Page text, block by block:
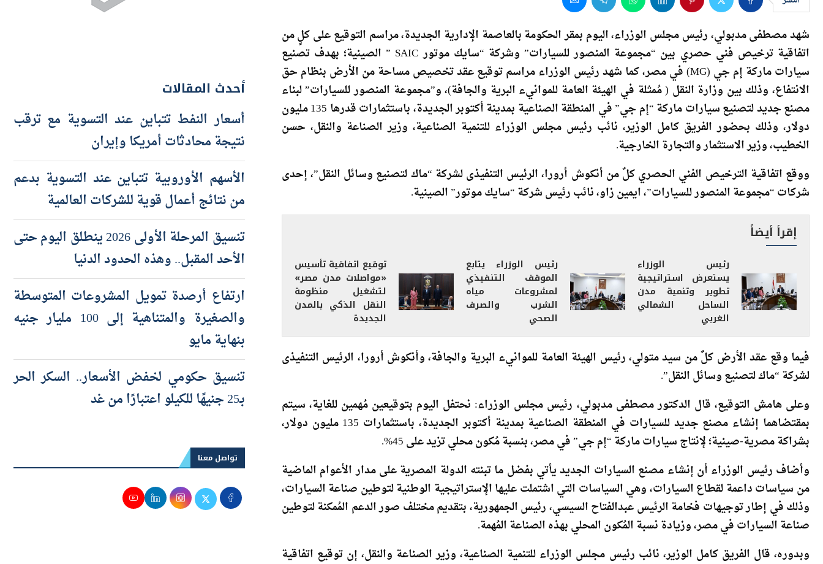
شهد مصطفى مدبولي، رئيس مجلس الوزراء، اليوم بمقر الحكومة بالعاصمة الإدارية الجديدة، مراسم التوقيع على كلٍ من
اتفاقية ترخيص فني حصري بين “مجموعة المنصور للسيارات” وشركة “سايك موتور SAIC ” الصينية؛ بهدف تصنيع
سيارات ماركة إم جي (MG) في مصر، كما شهد رئيس الوزراء مراسم توقيع عقد تخصيص مساحة من الأرض بنظام حق
الانتفاع، وذلك بين وزارة النقل ( مُمثلة في الهيئة العامة للموانيء البرية والجافة)، و”مجموعة المنصور للسيارات” لبناء
مصنع جديد لتصنيع سيارات ماركة “إم جي” في المنطقة الصناعية بمدينة أكتوبر الجديدة، باستثمارات قدرها 135 مليون
دولار، وذلك بحضور الفريق كامل الوزير، نائب رئيس مجلس الوزراء للتنمية الصناعية، وزير الصناعة والنقل، حسن
الخطيب، وزير الاستثمار والتجارة الخارجية.
ووقع اتفاقية الترخيص الفني الحصري كلٌ من أنكوش أرورا، الرئيس التنفيذى لشركة “ماك لتصنيع وسائل النقل”، إحدى
شركات “مجموعة المنصور للسيارات”، ايمين زاو، نائب رئيس شركة “سايك موتور” الصينية.
إقرأ أيضاً
رئيس الوزراء
يستعرض استراتيجية
تطوير وتنمية مدن
الساحل الشمالي
الغربي
رئيس الوزراء يتابع
الموقف التنفيذي
لمشروعات مياه
الشرب والصرف
الصحي
توقيع اتفاقية تأسيس
«مواصلات مدن مصر»
لتشغيل منظومة
النقل الذكي بالمدن
الجديدة
فيما وقع عقد الأرض كلٌ من سيد متولي، رئيس الهيئة العامة للموانيء البرية والجافة، وأنكوش أرورا، الرئيس التنفيذى
لشركة “ماك لتصنيع وسائل النقل”.
وعلى هامش التوقيع، قال الدكتور مصطفى مدبولي، رئيس مجلس الوزراء: نحتفل اليوم بتوقيعين مُهمين للغاية، سيتم
بشراكة مصرية-صينية؛ لإنتاج سيارات ماركة “إم جي” في مصر، بنسبة مُكون محلي تزيد على 45%.
وأضاف رئيس الوزراء أن إنشاء مصنع السيارات الجديد يأتي بفضل ما تبنته الدولة المصرية على مدار الأعوام الماضية
من سياسات داعمة لقطاع السيارات، وهي السياسات التي اشتملت عليها الإستراتيجية الوطنية لتوطين صناعة السيارات،
وذلك في إطار توجيهات فخامة الرئيس عبدالفتاح السيسي، رئيس الجمهورية، بتقديم مختلف صور الدعم المُمكنة لتوطين
صناعة السيارات في مصر، وزيادة نسبة المُكون المحلي بهذه الصناعة المُهمة.
أحدث المقالات
أسعار النفط تتباين عند التسوية مع ترقب
نتيجة محادثات أمريكا وإيران
الأسهم الأوروبية تتباين عند التسوية بدعم
من نتائج أعمال قوية للشركات العالمية
تنسيق المرحلة الأولى 2026 ينطلق اليوم حتى
الأحد المقبل.. وهذه الحدود الدنيا
ارتفاع أرصدة تمويل المشروعات المتوسطة
بنهاية مايو
تنسيق حكومي لخفض الأسعار.. السكر الحر